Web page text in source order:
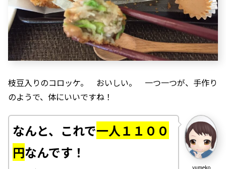
枝豆入りのコロッケ。 おいしい。 一つ一つが、手作り
のようで、体にいいですね！
yumeko
なんと、これで一人１１００
円なんです！